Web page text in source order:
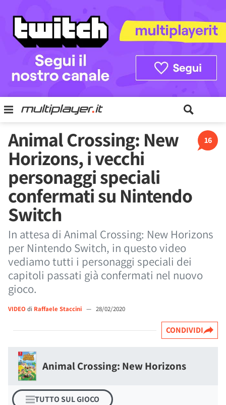
16
Animal Crossing: New
Horizons, i vecchi
personaggi speciali
confermati su Nintendo
Switch
In attesa di Animal Crossing: New Horizons
per Nintendo Switch, in questo video
vediamo tutti i personaggi speciali dei
capitoli passati già confermati nel nuovo
gioco.
VIDEO di Raffaele Staccini — 28/02/2020
CONDIVIDI
Animal Crossing: New Horizons
TUTTO SUL GIOCO